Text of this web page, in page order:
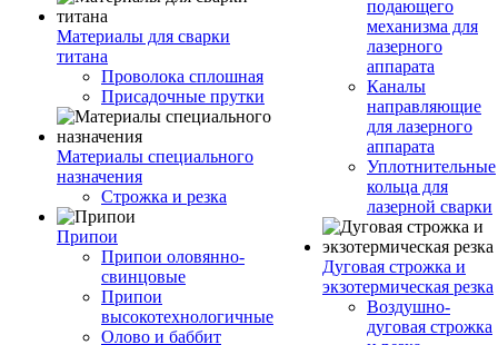
Материалы для сварки
титана
Проволока сплошная
Присадочные прутки
Материалы специального
назначения
Строжка и резка
Припои
Припои оловянно-
свинцовые
Припои
высокотехнологичные
Олово и баббит
подающего
механизма для
лазерного
аппарата
Каналы
направляющие
для лазерного
аппарата
Уплотнительные
кольца для
лазерной сварки
Дуговая строжка и
экзотермическая резка
Воздушно-
дуговая строжка